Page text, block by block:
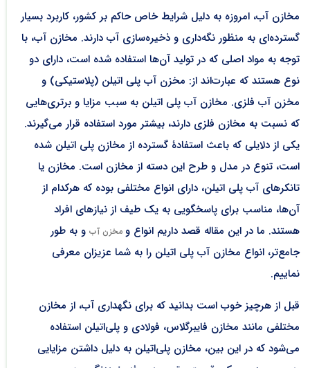
مخازن آب، امروزه به دلیل شرایط خاص حاکم بر کشور، کاربرد بسیار
گسترده‌ای به منظور نگه‌داری و ذخیره‌سازی آب دارند. مخازن آب، با
توجه به مواد اصلی که در تولید آن‌ها استفاده شده است، دارای دو
نوع هستند که عبارت‌اند از: مخزن آب پلی اتیلن (پلاستیکی) و
مخزن آب فلزی. مخازن آب پلی اتیلن به سبب مزایا و برتری‌هایی
که نسبت به مخازن فلزی دارند، بیشتر مورد استفاده قرار می‌گیرند.
یکی از دلایلی که باعث استفادۀ گسترده از مخازن پلی اتیلن شده
است، تنوع در مدل و طرح این دسته از مخازن است. مخازن یا
تانکرهای آب پلی اتیلن، دارای انواع مختلفی بوده که هرکدام از
آن‌ها، مناسب برای پاسخگویی به یک طیف از نیاز‌های افراد
هستند. ما در این مقاله قصد داریم انواع و مخزن آب و به طور
جامع‌تر، انواع مخازن آب پلی اتیلن را به شما عزیزان معرفی
نماییم.
قبل از هرچیز خوب است بدانید که برای نگهداری آب، از مخازن
مختلفی مانند مخازن فایبرگلاس، فولادی و پلی‌اتیلن استفاده
می‌شود که در این بین، مخازن پلی‌اتیلن به دلیل داشتن مزایایی